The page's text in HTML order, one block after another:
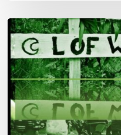
Lof
Winkül
Küsra
convoca
a
apoyar